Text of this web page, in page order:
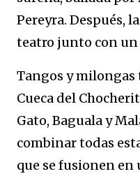
Pereyra. Después,
teatro junto con un
Tangos y milongas
Cueca del
Gato, Baguala y
combinar todas
que se fusionen en